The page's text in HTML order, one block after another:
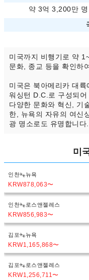
약 3억 3,200만 명
미국까지 비행기로 약
문화, 종교 등을 확인하
미국은 북아메리카 대
워싱턴 D.C.로 구성되어
다양한 문화와 혁신, 기
한, 뉴욕의 자유의 여신
광 명소로도 유명합니다.
미
인천 뉴욕
KRW878,063〜
인천 로스앤젤레스
KRW856,983〜
김포 뉴욕
KRW1,165,868〜
김포 로스앤젤레스
KRW1,256,711〜